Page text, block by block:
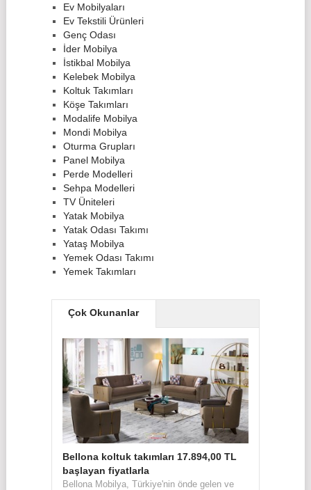
Ev Mobilyaları
Ev Tekstili Ürünleri
Genç Odası
İder Mobilya
İstikbal Mobilya
Kelebek Mobilya
Koltuk Takımları
Köşe Takımları
Modalife Mobilya
Mondi Mobilya
Oturma Grupları
Panel Mobilya
Perde Modelleri
Sehpa Modelleri
TV Üniteleri
Yatak Mobilya
Yatak Odası Takımı
Yataş Mobilya
Yemek Odası Takımı
Yemek Takımları
Çok Okunanlar
Bellona koltuk takımları 17.894,00 TL
başlayan fiyatlarla
Bellona Mobilya, Türkiye'nin önde gelen ve